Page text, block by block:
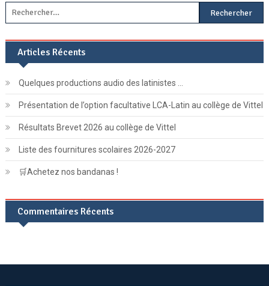
Rechercher :
Articles Récents
Quelques productions audio des latinistes …
Présentation de l’option facultative LCA-Latin au collège de Vittel
Résultats Brevet 2026 au collège de Vittel
Liste des fournitures scolaires 2026-2027
🛒Achetez nos bandanas !
Commentaires Récents